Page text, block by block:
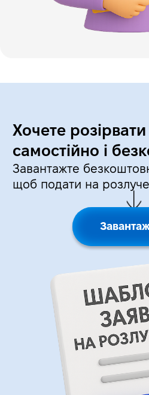
Хочете
самостійно і
Завантажте
щоб подати на